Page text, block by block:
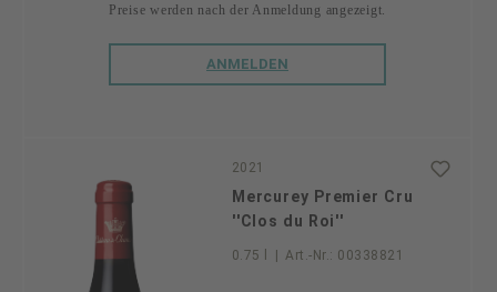
Preise werden nach der Anmeldung angezeigt.
ANMELDEN
2021
Mercurey Premier Cru
''Clos du Roi''
0.75 l | Art.-Nr.: 00338821